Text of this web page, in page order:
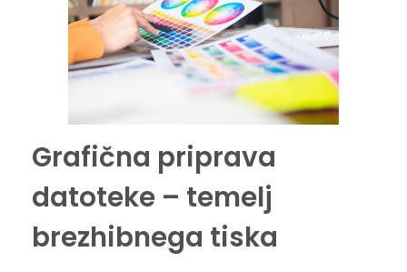
Grafična priprava
datoteke – temelj
brezhibnega tiska